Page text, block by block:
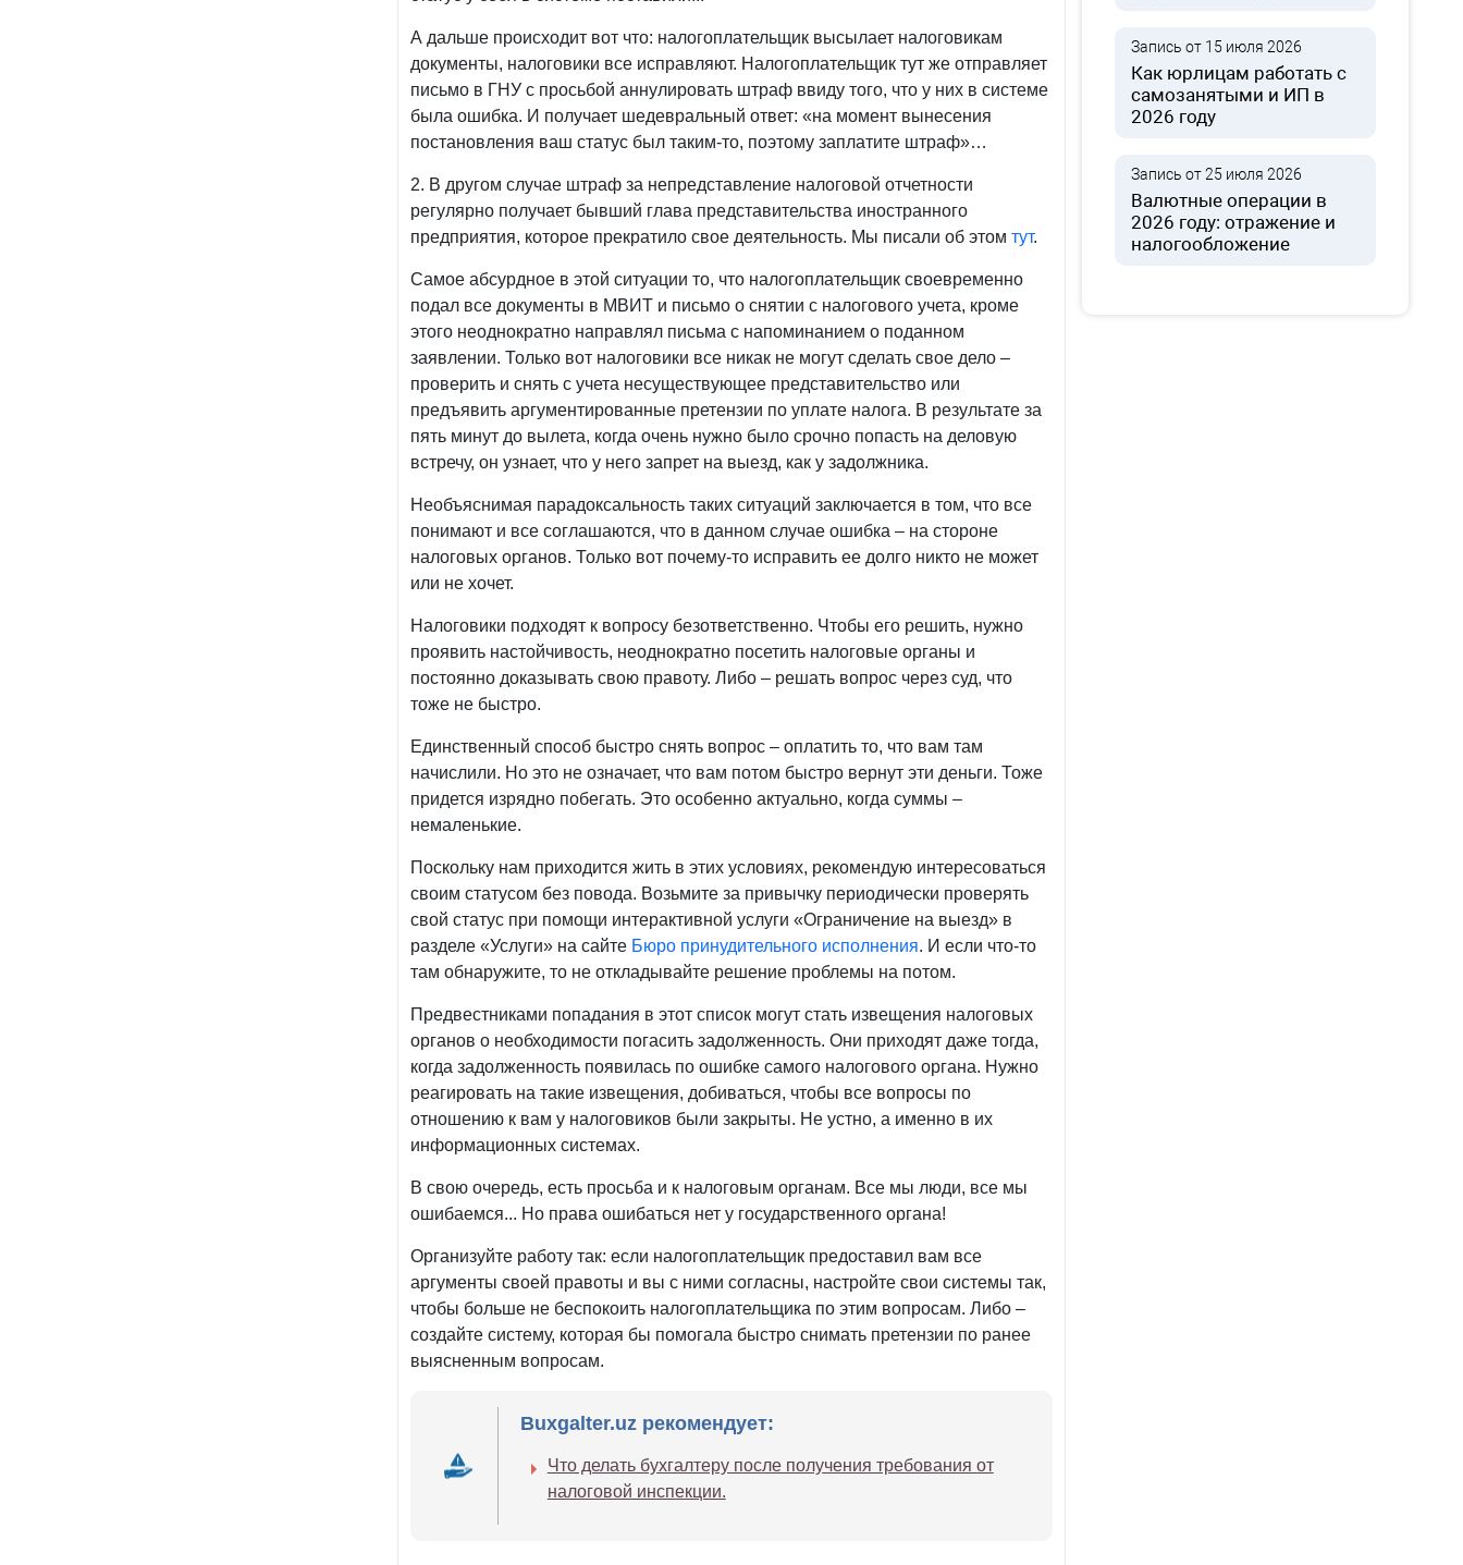
А дальше происходит вот что: налогоплательщик высылает налоговикам
документы, налоговики все исправляют. Налогоплательщик тут же отправляет
письмо в ГНУ с просьбой аннулировать штраф ввиду того, что у них в системе
была ошибка. И получает шедевральный ответ: «на момент вынесения
постановления ваш статус был таким-то, поэтому заплатите штраф»…
2. В другом случае штраф за непредставление налоговой отчетности
регулярно получает бывший глава представительства иностранного
предприятия, которое прекратило свое деятельность. Мы писали об этом тут.
Самое абсурдное в этой ситуации то, что налогоплательщик своевременно
подал все документы в МВИТ и письмо о снятии с налогового учета, кроме
этого неоднократно направлял письма с напоминанием о поданном
заявлении. Только вот налоговики все никак не могут сделать свое дело –
проверить и снять с учета несуществующее представительство или
предъявить аргументированные претензии по уплате налога. В результате за
пять минут до вылета, когда очень нужно было срочно попасть на деловую
встречу, он узнает, что у него запрет на выезд, как у задолжника.
Необъяснимая парадоксальность таких ситуаций заключается в том, что все
понимают и все соглашаются, что в данном случае ошибка – на стороне
налоговых органов. Только вот почему-то исправить ее долго никто не может
или не хочет.
Налоговики подходят к вопросу безответственно. Чтобы его решить, нужно
проявить настойчивость, неоднократно посетить налоговые органы и
постоянно доказывать свою правоту. Либо – решать вопрос через суд, что
тоже не быстро.
Единственный способ быстро снять вопрос – оплатить то, что вам там
начислили. Но это не означает, что вам потом быстро вернут эти деньги. Тоже
придется изрядно побегать. Это особенно актуально, когда суммы –
немаленькие.
Поскольку нам приходится жить в этих условиях, рекомендую интересоваться
своим статусом без повода. Возьмите за привычку периодически проверять
свой статус при помощи интерактивной услуги «Ограничение на выезд» в
разделе «Услуги» на сайте Бюро принудительного исполнения. И если что-то
там обнаружите, то не откладывайте решение проблемы на потом.
Предвестниками попадания в этот список могут стать извещения налоговых
органов о необходимости погасить задолженность. Они приходят даже тогда,
когда задолженность появилась по ошибке самого налогового органа. Нужно
реагировать на такие извещения, добиваться, чтобы все вопросы по
отношению к вам у налоговиков были закрыты. Не устно, а именно в их
информационных системах.
В свою очередь, есть просьба и к налоговым органам. Все мы люди, все мы
ошибаемся... Но права ошибаться нет у государственного органа!
Организуйте работу так: если налогоплательщик предоставил вам все
аргументы своей правоты и вы с ними согласны, настройте свои системы так,
чтобы больше не беспокоить налогоплательщика по этим вопросам. Либо –
создайте систему, которая бы помогала быстро снимать претензии по ранее
выясненным вопросам.
Buxgalter.uz рекомендует:
Что делать бухгалтеру после получения требования от
налоговой инспекции.
Запись от 15 июля 2026
Как юрлицам работать с
самозанятыми и ИП в
2026 году
Запись от 25 июля 2026
Валютные операции в
2026 году: отражение и
налогообложение